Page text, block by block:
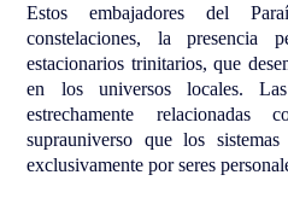
Estos embajadores del
constelaciones, la
estacionarios trinitarios, que
en los universos locales.
estrechamente
suprauniverso que los
exclusivamente por seres